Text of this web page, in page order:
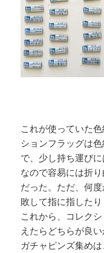
これが使っていた
ションフラッグは
で、少し持ち運び
なので容易には折
だった。ただ、何
敗して指に指した
これから、コレク
えたらどちらが良
ガチャピンズ集め